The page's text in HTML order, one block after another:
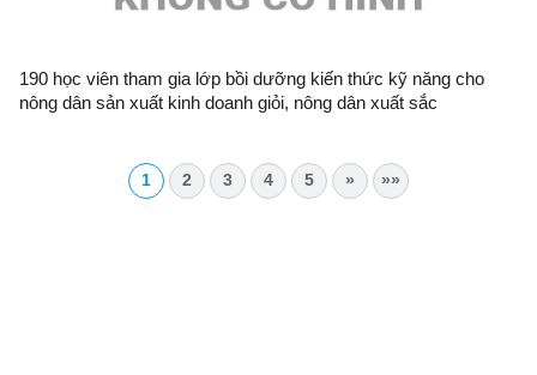
190 học viên tham gia lớp bồi dưỡng kiến thức kỹ năng cho
nông dân sản xuất kinh doanh giỏi, nông dân xuất sắc
1 2 3 4 5 » »»